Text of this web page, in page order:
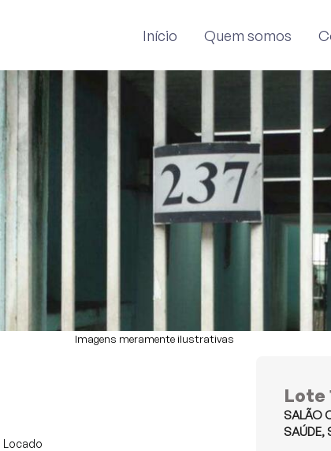
Início Quem somos
Imagens meramente ilustrativas
Locado
Lote
SALÃO
SAÚDE,